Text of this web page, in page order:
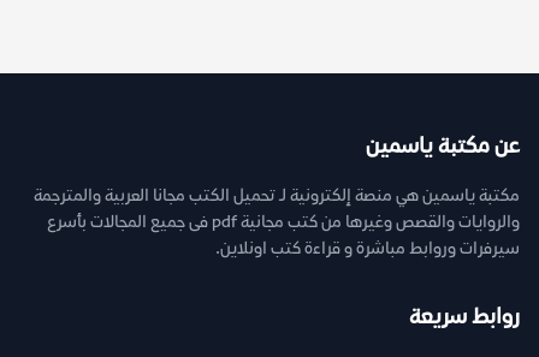
عن مكتبة ياسمين
مكتبة ياسمين هي منصة إلكترونية لـ تحميل الكتب مجانا العربية والمترجمة
والروايات والقصص وغيرها من كتب مجانية pdf فى جميع المجالات بأسرع
سيرفرات وروابط مباشرة و قراءة كتب اونلاين.
روابط سريعة